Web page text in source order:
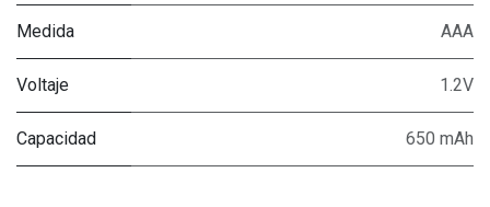
Medida AAA
Voltaje 1.2V
Capacidad 650 mAh